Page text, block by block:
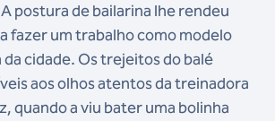
postura de bailarina lhe rendeu
fazer um trabalho como modelo
cidade. Os trejeitos do balé
aos olhos atentos da treinadora
quando a viu bater uma bolinha